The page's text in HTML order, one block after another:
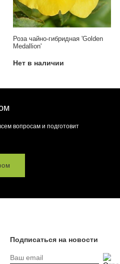
Роза чайно-гибридная 'Golden
Medallion'
Нет в наличии
вопросам и подготовит
Подписаться на новости